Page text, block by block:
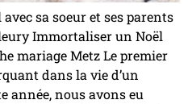
sa soeur et ses parents
Immortaliser un Noël
mariage Metz Le premier
dans la vie d’un
année, nous avons eu